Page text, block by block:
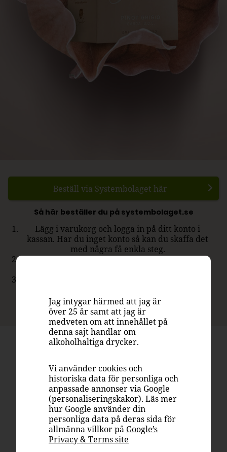
Pinot Grigio 2020
249 kr
Systembolaget
5019108
Italien, Venetien
Beställ via Systembolaget här
Så här beställer du på systembolaget.se
Lägg i varukorg och logga in på ditt konto i
kassan. Har du inget konto så kan du skaffa det
med några få enkla steg.
Betala - Du kan använda swish, kontokort eller
Jag intygar härmed att jag är
över 25 år samt att jag är
medveten om att innehållet på
denna sajt handlar om
alkoholhaltiga drycker.
Vi använder cookies och
historiska data för personliga och
anpassade annonser via Google
(personaliseringskakor). Läs mer
hur Google använder din
personliga data på deras sida för
allmänna villkor på Google’s
Privacy & Terms site